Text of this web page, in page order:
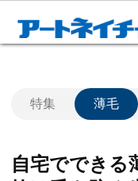
特集 薄毛
自宅でできる